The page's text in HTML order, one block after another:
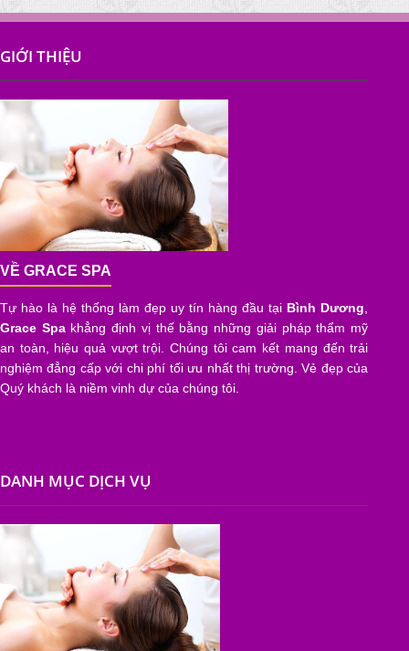
GIỚI THIỆU
VỀ GRACE SPA
Tự hào là hệ thống làm đẹp uy tín hàng đầu tại Bình Dương
Grace Spakhẳng định vị thế bằng những giải pháp thẩm mỹ
an toàn, hiệu quả vượt trội. Chúng tôi cam kết mang đến trải
nghiệm đẳng cấp với chi phí tối ưu nhất thị trường. Vẻ đẹp của
Quý khách là niềm vinh dự của chúng tôi.
DANH MỤC DỊCH VỤ